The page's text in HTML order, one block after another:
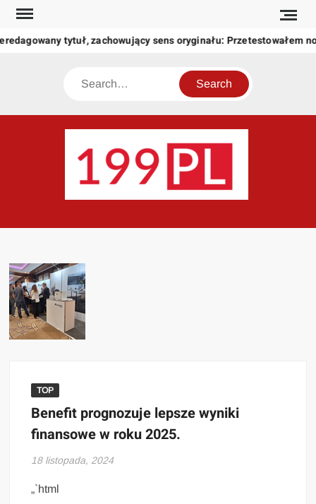
Skip
content
tytuł, zachowujący sens oryginału: Przetestowałem
Search
świat
TOP
Benefit prognozuje lepsze wyniki
finansowe w roku 2025.
18 listopada, 2024
„`html